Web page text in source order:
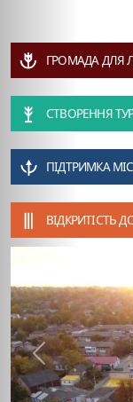
ГРОМАДА ДЛЯ
СТВОРЕННЯ
ПІДТРИМКА
ВІДКРИТІСТЬ
Previous